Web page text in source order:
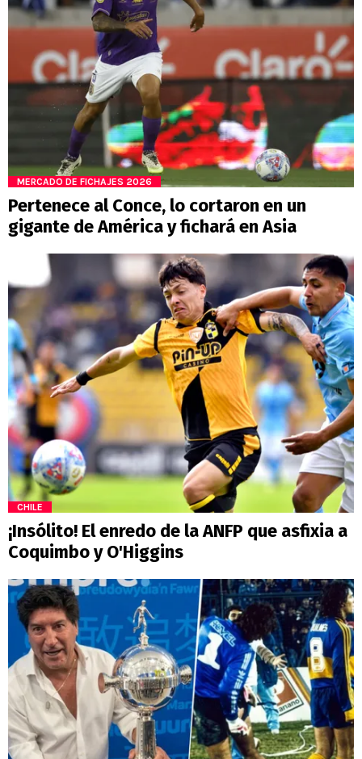
MERCADO DE FICHAJES 2026
Pertenece al Conce, lo cortaron en un
gigante de América y fichará en Asia
CHILE
¡Insólito! El enredo de la ANFP que asfixia a
Coquimbo y O'Higgins